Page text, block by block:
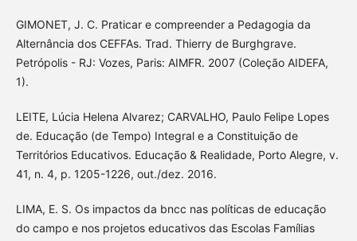
GIMONET, J. C. Praticar e compreender a Pedagogia da
Alternância dos CEFFAs. Trad. Thierry de Burghgrave.
Petrópolis - RJ: Vozes, Paris: AIMFR. 2007 (Coleção AIDEFA,
1).
LEITE, Lúcia Helena Alvarez; CARVALHO, Paulo Felipe Lopes
de. Educação (de Tempo) Integral e a Constituição de
Territórios Educativos. Educação & Realidade, Porto Alegre, v.
41, n. 4, p. 1205-1226, out./dez. 2016.
LIMA, E. S. Os impactos da bncc nas políticas de educação
do campo e nos projetos educativos das Escolas Famílias